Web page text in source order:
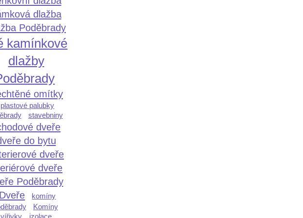
dlažba
Poděbrady
kamínkové
dlažby
omítky
plastové palubky
stavebniny
dveře
do bytu
dveře
dveře
Poděbrady
Dveře
komíny
Komíny
vířivky
izolace